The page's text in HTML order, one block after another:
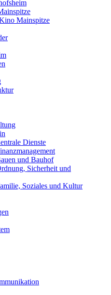
Mainspitze
Dienste
und Bauhof
Sicherheit und
Soziales und Kultur